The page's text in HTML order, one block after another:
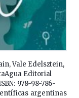
Vale Edelsztein,
Editorial
978-98-786-
argentinas